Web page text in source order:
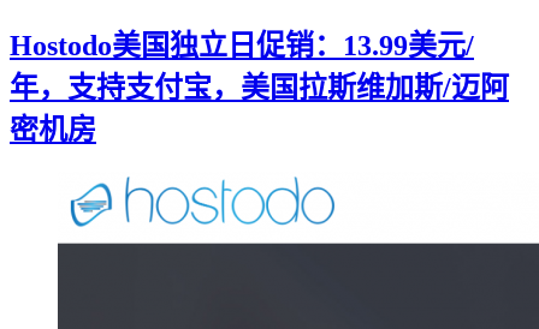
Hostodo美国独立日促销：13.99美元/
年，支持支付宝，美国拉斯维加斯/迈阿
密机房